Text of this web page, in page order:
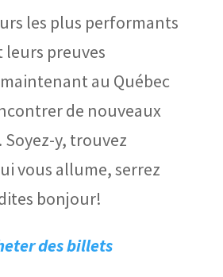
les plus performants
preuves
au Québec
de nouveaux
y, trouvez
vous allume, serrez
bonjour!
des billets